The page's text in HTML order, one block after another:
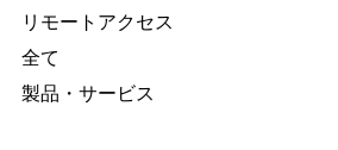
リモートアクセス
全て
製品・サービス